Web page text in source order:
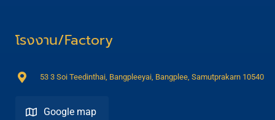
โรงงาน/Factory
53 3 Soi Teedinthai, Bangpleeyai, Bangplee, Samutprakarn 10540
Google map